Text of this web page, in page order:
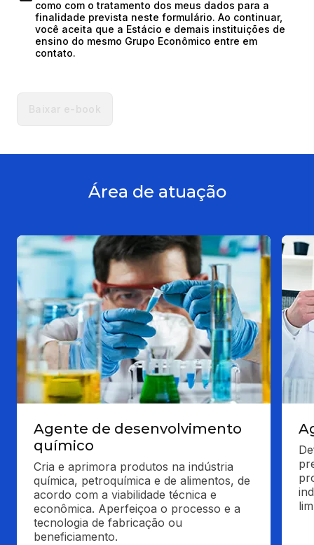
como com o tratamento dos meus dados para a
finalidade prevista neste formulário. Ao continuar,
você aceita que a Estácio e demais instituições de
ensino do mesmo Grupo Econômico entre em
contato.
Área de atuação
Agente de desenvolvimento
químico
Cria e aprimora produtos na indústria
química, petroquímica e de alimentos, de
acordo com a viabilidade técnica e
econômica. Aperfeiçoa o processo e a
tecnologia de fabricação ou
beneficiamento.